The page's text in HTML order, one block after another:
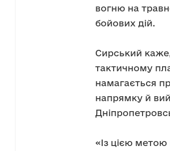
вогню на
бойових дій.
Сирський
тактичному
намагається
напрямку й
«Із цією